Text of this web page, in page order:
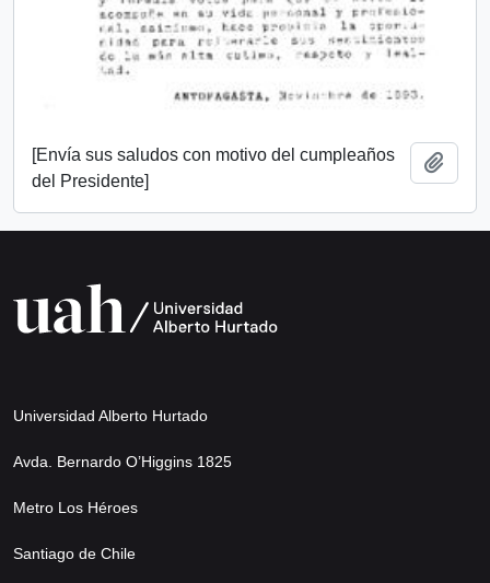
[Envía sus saludos con motivo del cumpleaños
del Presidente]
Universidad Alberto Hurtado
Avda. Bernardo O’Higgins 1825
Metro Los Héroes
Santiago de Chile